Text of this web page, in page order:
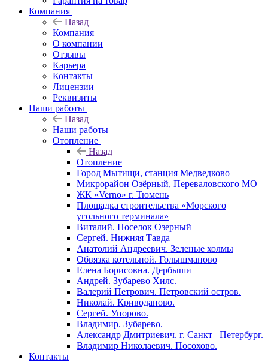
Компания
Назад
Компания
О компании
Отзывы
Карьера
Контакты
Лицензии
Реквизиты
Наши работы
Назад
Наши работы
Отопление
Назад
Отопление
Город Мытищи, станция Медведково
Микрорайон Озёрный, Переваловского МО
ЖК «Verno» г. Тюмень
Площадка строительства «Морского
угольного терминала»
Виталий. Поселок Озерный
Сергей. Нижняя Тавда
Анатолий Андреевич. Зеленые холмы
Обвязка котельной. Голышманово
Елена Борисовна. Дербыши
Андрей. Зубарево Хилс.
Валерий Петрович. Петровский остров.
Николай. Криводаново.
Сергей. Упорово.
Владимир. Зубарево.
Александр Дмитриевич. г. Санкт –Петербург.
Владимир Николаевич. Посохово.
Контакты